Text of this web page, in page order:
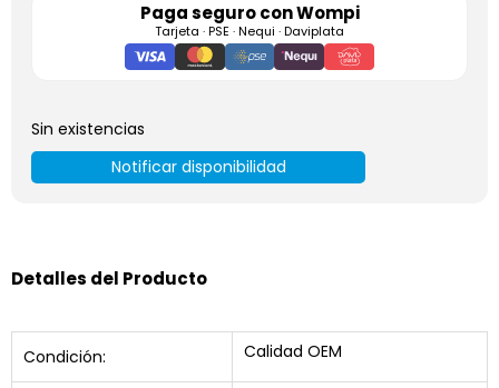
Paga seguro conWompi
Tarjeta · PSE · Nequi · Daviplata
Sin existencias
Notificar disponibilidad
Detalles del Producto
Condición: Calidad OEM